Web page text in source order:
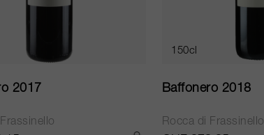
2017
150cl
Baffonero 2018
Rocca di Frassinello